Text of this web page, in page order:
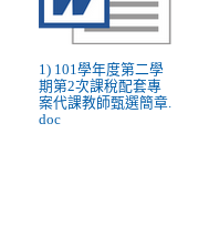
1) 101學年度第二學
期第2次課稅配套專
案代課教師甄選簡章.
doc